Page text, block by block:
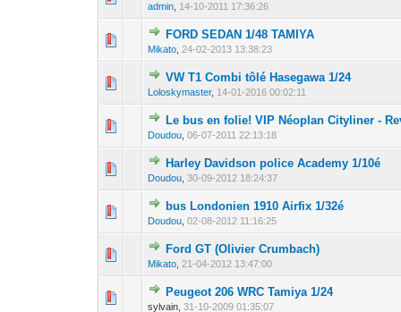
admin 14-10-2011 17:36:26
FORD SEDAN 1/48 TAMIYA
Mikato ,24-02-2013 13:38:23
0 Votes - 0 sur 5
VW T1 Combi tôlé Hasegawa 1/24
Loloskymaster, 14-01-2016 00:02:11
0 Votes - 0 sur 5
Le bus en folie! VIP Néoplan Cityliner -
Doudou ,06-07-2011 22:13:18
0 Votes - 0 sur 512
Harley Davidson police Academy 1/10é
Doudou ,30-09-2012 18:24:37
0 Votes - 0 sur 5
bus Londonien 1910 Airfix 1/32é
Doudou ,02-08-2012 11:16:25
0 Votes - 0 sur 5
Ford GT (Olivier Crumbach)
Mikato 21-04-2012 13:47:00
0 Votes - 0 sur 5
Peugeot 206 WRC Tamiya 1/24
sylvain,31-10-2009 01:35:07
0 Votes - 0 sur 5